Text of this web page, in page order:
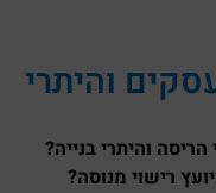
והיתרי
והיתרי בנייה?
רישוי מנוסה?